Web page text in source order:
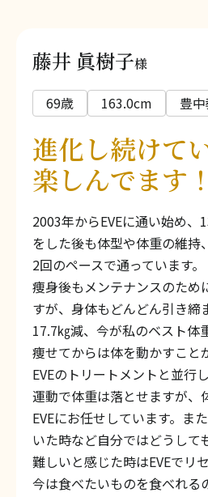
藤井 眞樹子様
69歳 163.0cm 豊
進化し続けて
楽しんでます！
2003年からEVEに通い始め、
をした後も体型や体重の維持
2回のペースで通っています。
痩身後もメンテナンスのため
すが、身体もどんどん引き締
17.7㎏減、今が私のベスト体
痩せてからは体を動かすこと
EVEのトリートメントと並行
運動で体重は落とせますが、
EVEにお任せしています。ま
いた時など自分ではどうして
難しいと感じた時はEVEでリ
今は食べたいものを食べれる